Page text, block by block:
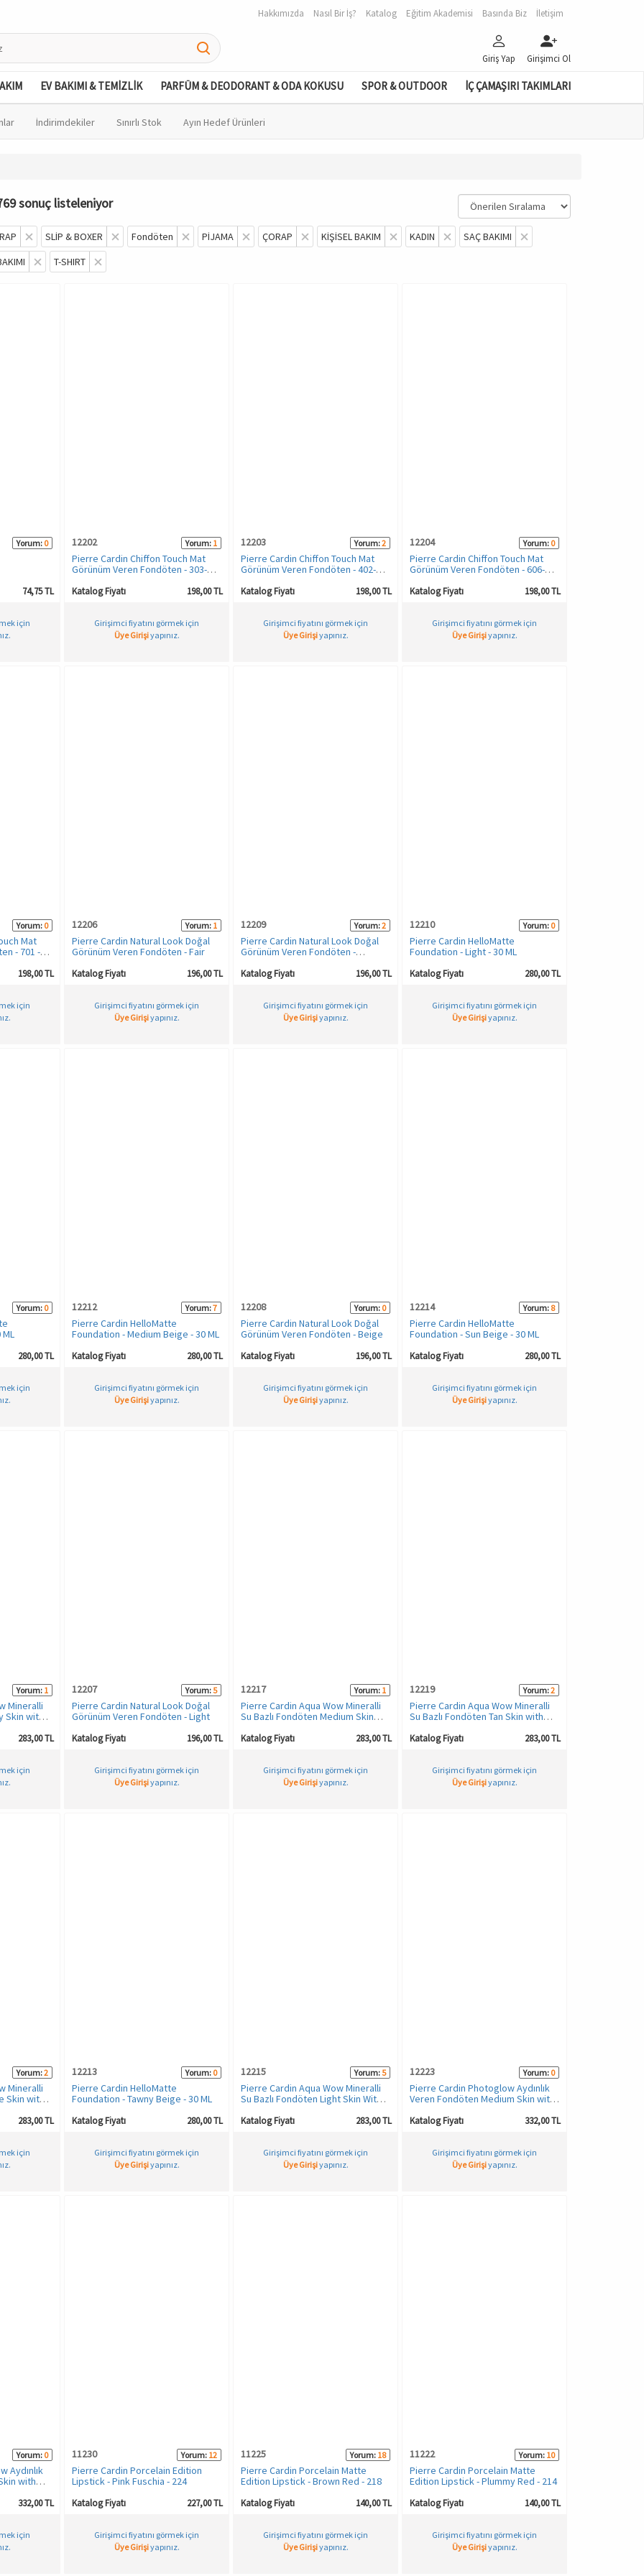
Hakkımızda Nasıl Bir İş? Katalog Eğitim Akademisi Basında Biz İletişim
Giriş Yap Girişimci Ol
EV BAKIMI & TEMİZLİK PARFÜM & DEODORANT & ODA KOKUSU SPOR & OUTDOOR İÇ ÇAMAŞIRI TAKIMLARI
İndirimdekiler Sınırlı Stok Ayın Hedef Ürünleri
sonuç listeleniyor
SLİP & BOXER Fondöten PİJAMA ÇORAP KİŞİSEL BAKIM KADIN
SAÇ BAKIMI
T-SHIRT
Yorum: 0
74,75 TL
için
12202 Yorum: 1
Pierre Cardin Chiffon Touch Mat
Görünüm Veren Fondöten - 303-
Katalog Fiyatı 198,00 TL
Girişimci fiyatını görmek için
Üye Girişiyapınız.
12203 Yorum:2
Pierre Cardin Chiffon Touch Mat
Görünüm Veren Fondöten - 402-
Katalog Fiyatı 198,00 TL
Girişimci fiyatını görmek için
Üye Girişiyapınız.
12204 Yorum: 0
Pierre Cardin Chiffon Touch Mat
Görünüm Veren Fondöten - 606-
Katalog Fiyatı 198,00 TL
Girişimci fiyatını görmek için
Üye Girişiyapınız.
Yorum: 0
Mat
- 701 -
198,00 TL
için
12206 Yorum: 1
Pierre Cardin Natural Look Doğal
Görünüm Veren Fondöten - Fair
Katalog Fiyatı 196,00 TL
Girişimci fiyatını görmek için
Üye Girişiyapınız.
12209 Yorum:2
Pierre Cardin Natural Look Doğal
Görünüm Veren Fondöten -
Katalog Fiyatı 196,00 TL
Girişimci fiyatını görmek için
Üye Girişiyapınız.
12210 Yorum: 0
Pierre Cardin HelloMatte
Foundation - Light - 30 ML
Katalog Fiyatı 280,00 TL
Girişimci fiyatını görmek için
Üye Girişiyapınız.
Yorum: 0
280,00 TL
için
12212 Yorum:7
Pierre Cardin HelloMatte
Foundation - Medium Beige - 30 ML
Katalog Fiyatı 280,00 TL
Girişimci fiyatını görmek için
Üye Girişiyapınız.
12208 Yorum: 0
Pierre Cardin Natural Look Doğal
Görünüm Veren Fondöten - Beige
Katalog Fiyatı 196,00 TL
Girişimci fiyatını görmek için
Üye Girişiyapınız.
12214 Yorum: 8
Pierre Cardin HelloMatte
Foundation - Sun Beige - 30 ML
Katalog Fiyatı 280,00 TL
Girişimci fiyatını görmek için
Üye Girişiyapınız.
Yorum: 1
Mineralli
Skin with
283,00 TL
için
12207 Yorum:5
Pierre Cardin Natural Look Doğal
Görünüm Veren Fondöten - Light
Katalog Fiyatı 196,00 TL
Girişimci fiyatını görmek için
Üye Girişiyapınız.
12217 Yorum: 1
Pierre Cardin Aqua Wow Mineralli
Su Bazlı Fondöten Medium Skin
Katalog Fiyatı 283,00 TL
Girişimci fiyatını görmek için
Üye Girişiyapınız.
12219 Yorum:2
Pierre Cardin Aqua Wow Mineralli
Su Bazlı Fondöten Tan Skin with
Katalog Fiyatı 283,00 TL
Girişimci fiyatını görmek için
Üye Girişiyapınız.
Yorum:2
Mineralli
Skin with
283,00 TL
için
12213 Yorum: 0
Pierre Cardin HelloMatte
Foundation - Tawny Beige - 30 ML
Katalog Fiyatı 280,00 TL
Girişimci fiyatını görmek için
Üye Girişiyapınız.
12215 Yorum:5
Pierre Cardin Aqua Wow Mineralli
Su Bazlı Fondöten Light Skin With
Katalog Fiyatı 283,00 TL
Girişimci fiyatını görmek için
Üye Girişiyapınız.
12223 Yorum: 0
Pierre Cardin Photoglow Aydınlık
Veren Fondöten Medium Skin with
Katalog Fiyatı 332,00 TL
Girişimci fiyatını görmek için
Üye Girişiyapınız.
Yorum: 0
Aydınlık
with
332,00 TL
için
11230 Yorum: 12
Pierre Cardin Porcelain Edition
Lipstick - Pink Fuschia - 224
Katalog Fiyatı 227,00 TL
Girişimci fiyatını görmek için
Üye Girişiyapınız.
11225 Yorum: 18
Pierre Cardin Porcelain Matte
Edition Lipstick - Brown Red - 218
Katalog Fiyatı 140,00 TL
Girişimci fiyatını görmek için
Üye Girişiyapınız.
11222 Yorum: 10
Pierre Cardin Porcelain Matte
Edition Lipstick - Plummy Red - 214
Katalog Fiyatı 140,00 TL
Girişimci fiyatını görmek için
Üye Girişiyapınız.